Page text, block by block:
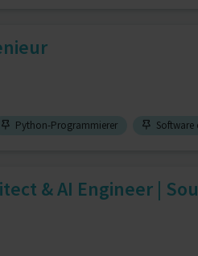
Python-Programmierer
& AI Engineer |